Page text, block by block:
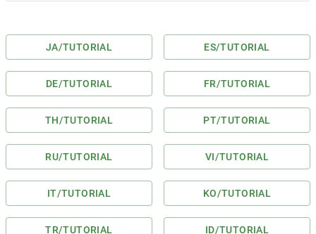
JA/TUTORIAL ES/TUTORIAL
DE/TUTORIAL FR/TUTORIAL
TH/TUTORIAL PT/TUTORIAL
RU/TUTORIAL VI/TUTORIAL
IT/TUTORIAL KO/TUTORIAL
TR/TUTORIAL ID/TUTORIAL